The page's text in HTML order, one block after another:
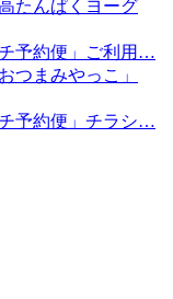
たんぱくヨーグ
予約便」ご利用…
つまみやっこ」
予約便」チラシ…